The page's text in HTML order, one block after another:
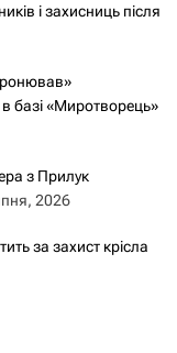
і захисниць після
базі «Миротворець»
з Прилук
2026
за захист крісла